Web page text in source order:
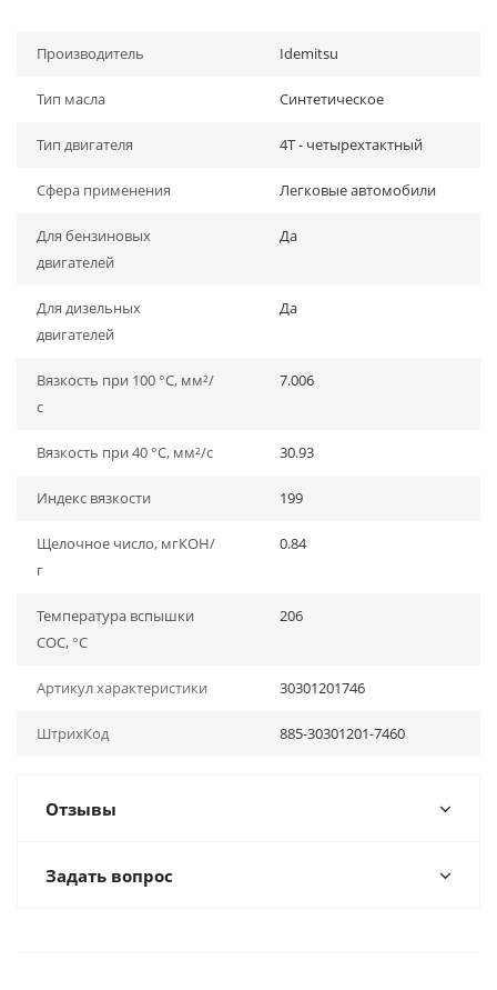
Производитель Idemitsu
Тип масла Синтетическое
Тип двигателя 4Т - четырехтактный
Сфера применения Легковые автомобили
Для бензиновых
двигателей
Да
Для дизельных
двигателей
Да
Вязкость при 100 °C, мм²/
с
7.006
Вязкость при 40 °C, мм²/с 30.93
Индекс вязкости 199
Щелочное число, мгКОН/
г
0.84
Температура вспышки
СОС, °С
206
Артикул характеристики 30301201746
ШтрихКод 885-30301201-7460
Отзывы
Задать вопрос